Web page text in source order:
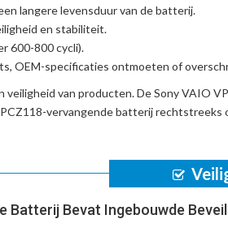
langere levensduur van de batterij.
en stabiliteit.
600-800 cycli).
OEM-specificaties ontmoeten of
veiligheid van producten. DeSony VAIO
vervangende batterijrechtstreeks
Batterij Bevat Ingebouwde